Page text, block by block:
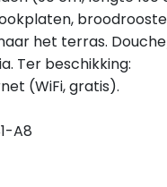
het terras.
Ter beschikking:
(WiFi, gratis).
A8